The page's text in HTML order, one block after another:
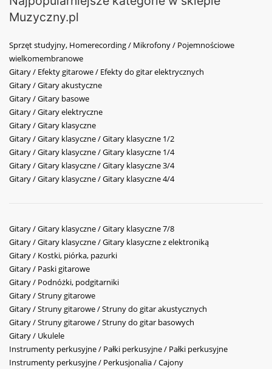
Muzyczny.pl
Sprzęt studyjny, Homerecording / Mikrofony / Pojemnościowe
wielkomembranowe
Gitary / Efekty gitarowe / Efekty do gitar elektrycznych
Gitary / Gitary akustyczne
Gitary / Gitary basowe
Gitary / Gitary elektryczne
Gitary / Gitary klasyczne
Gitary / Gitary klasyczne / Gitary klasyczne 1/2
Gitary / Gitary klasyczne / Gitary klasyczne 1/4
Gitary / Gitary klasyczne / Gitary klasyczne 3/4
Gitary / Gitary klasyczne / Gitary klasyczne 4/4
Gitary / Gitary klasyczne / Gitary klasyczne 7/8
Gitary / Gitary klasyczne / Gitary klasyczne z elektroniką
Gitary / Kostki, piórka, pazurki
Gitary / Paski gitarowe
Gitary / Podnóżki, podgitarniki
Gitary / Struny gitarowe
Gitary / Struny gitarowe / Struny do gitar akustycznych
Gitary / Struny gitarowe / Struny do gitar basowych
Gitary / Ukulele
Instrumenty perkusyjne / Pałki perkusyjne / Pałki perkusyjne
Instrumenty perkusyjne / Perkusjonalia / Cajony